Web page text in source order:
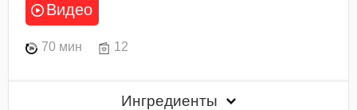
Видео
70 мин 12
Ингредиенты